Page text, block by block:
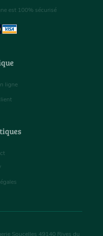
est 100% sécurisé
ligne
Soucelles 49140 Rives du